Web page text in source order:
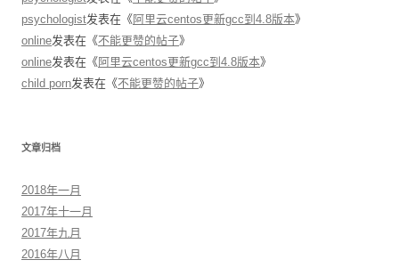
psychologist发表在《 阿里云centos更新gcc到4.8版本》
online发表在《不能更赞的帖子》
online发表在《 阿里云centos更新gcc到4.8版本》
child porn发表在《不能更赞的帖子》
文章归档
2018年一月
2017年十一月
2017年九月
2016年八月